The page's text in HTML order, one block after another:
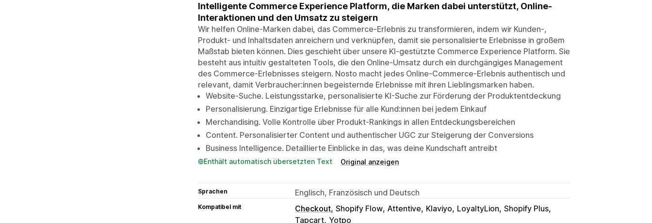
Intelligente Commerce Experience Platform, die Marken dabei unterstützt, Online-
Interaktionen und den Umsatz zu steigern
Wir helfen Online-Marken dabei, das Commerce-Erlebnis zu transformieren, indem wir Kunden-,
Produkt- und Inhaltsdaten anreichern und verknüpfen, damit sie personalisierte Erlebnisse in großem
Maßstab bieten können. Dies geschieht über unsere KI-gestützte Commerce Experience Platform. Sie
besteht aus intuitiv gestalteten Tools, die den Online-Umsatz durch ein durchgängiges Management
des Commerce-Erlebnisses steigern. Nosto macht jedes Online-Commerce-Erlebnis authentisch und
relevant, damit Verbraucher:innen begeisternde Erlebnisse mit ihren Lieblingsmarken haben.
Website-Suche. Leistungsstarke, personalisierte KI-Suche zur Förderung der Produktentdeckung
Personalisierung. Einzigartige Erlebnisse für alle Kund:innen bei jedem Einkauf
Merchandising. Volle Kontrolle über Produkt-Rankings in allen Entdeckungsbereichen
Content. Personalisierter Content und authentischer UGC zur Steigerung der Conversions
Business Intelligence. Detaillierte Einblicke in das, was deine Kundschaft antreibt
Enthält automatisch übersetzten Text Original anzeigen
Sprachen Englisch, Französisch und Deutsch
Kompatibel mit Checkout Shopify Flow Attentive Klaviyo LoyaltyLion Shopify Plus
Tapcart Yotpo